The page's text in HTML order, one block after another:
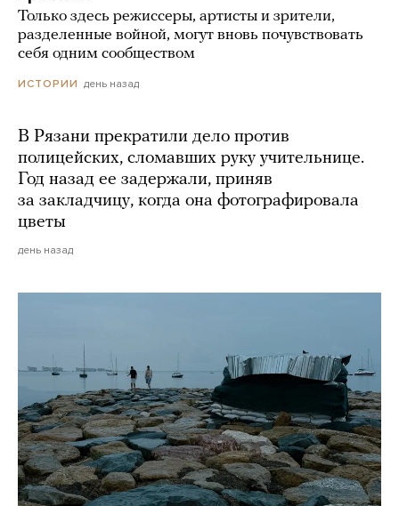
Только здесь режиссеры, артисты и зрители,
разделенные войной, могут вновь почувствовать
себя одним сообществом
ИСТОРИИ день назад
В Рязани прекратили дело против
полицейских, сломавших руку учительнице.
Год назад ее задержали, приняв
за закладчицу, когда она фотографировала
цветы
день назад